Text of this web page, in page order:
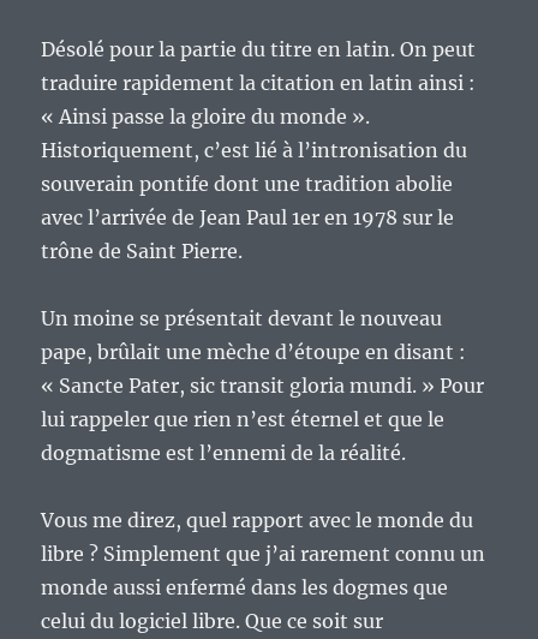
en
vie
Désolé pour la partie du titre en latin. On peut
traduire rapidement la citation en latin ainsi :
« Ainsi passe la gloire du monde ».
Historiquement, c’est lié à l’intronisation du
souverain pontife dont une tradition abolie
avec l’arrivée de Jean Paul 1er en 1978 sur le
trône de Saint Pierre.
Un moine se présentait devant le nouveau
pape, brûlait une mèche d’étoupe en disant :
« Sancte Pater, sic transit gloria mundi. » Pour
lui rappeler que rien n’est éternel et que le
dogmatisme est l’ennemi de la réalité.
Vous me direz, quel rapport avec le monde du
libre ? Simplement que j’ai rarement connu un
monde aussi enfermé dans les dogmes que
celui du logiciel libre. Que ce soit sur